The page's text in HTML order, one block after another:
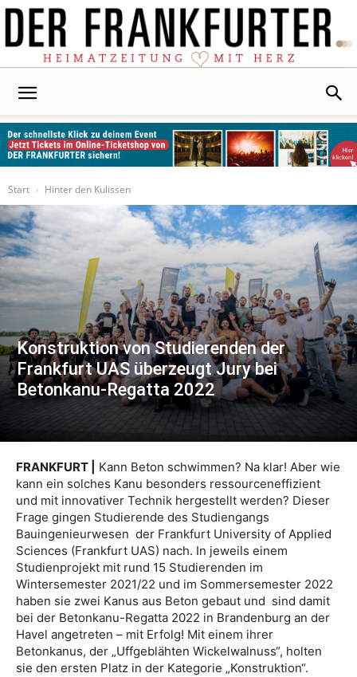
Start
Hinter den Kulissen
Konstruktion von Studierenden der
Frankfurt UAS überzeugt Jury bei
Betonkanu-Regatta 2022
FRANKFURT |
Kann Beton schwimmen? Na klar! Aber wie
kann ein solches Kanu besonders ressourceneffizient
und mit innovativer Technik hergestellt werden? Dieser
Frage gingen Studierende des Studiengangs
Bauingenieurwesen der Frankfurt University of Applied
Sciences (Frankfurt UAS) nach. In jeweils einem
Studienprojekt mit rund 15 Studierenden im
Wintersemester 2021/22 und im Sommersemester 2022
haben sie zwei Kanus aus Beton gebaut und sind damit
bei der Betonkanu-Regatta 2022 in Brandenburg an der
Havel angetreten – mit Erfolg! Mit einem ihrer
Betonkanus, der „Uffgeblähten Wickelwalnuss“, holten
sie den ersten Platz in der Kategorie „Konstruktion“.